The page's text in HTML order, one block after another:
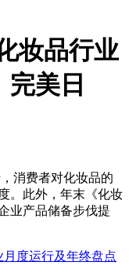
妆品行业
美日
消费者对化妆品的
。此外，年末《化妆
业产品储备步伐提
月度运行及年终盘点